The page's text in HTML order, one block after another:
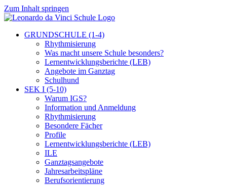
Zum Inhalt springen
GRUNDSCHULE (1-4)
Rhythmisierung
Was macht unsere Schule besonders?
Lernentwicklungsberichte (LEB)
Angebote im Ganztag
Schulhund
SEK I (5-10)
Warum IGS?
Information und Anmeldung
Rhythmisierung
Besondere Fächer
Profile
Lernentwicklungsberichte (LEB)
ILE
Ganztagsangebote
Jahresarbeitspläne
Berufsorientierung